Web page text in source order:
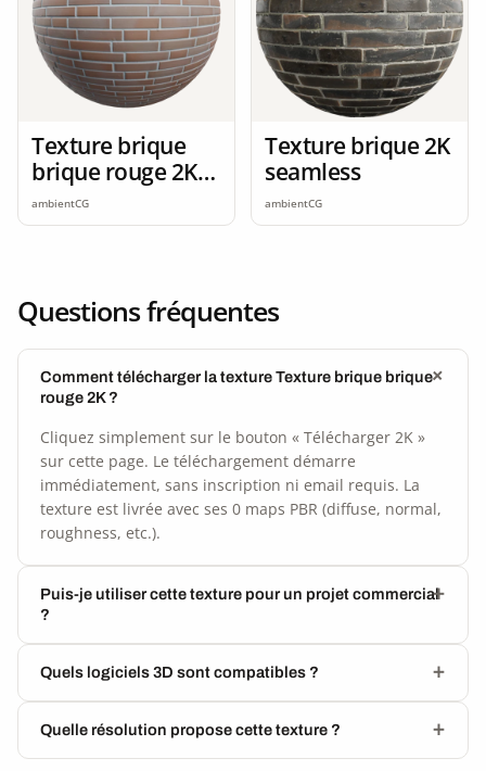
Texture brique
brique rouge 2K
seamless
ambientCG
Texture brique 2K
seamless
ambientCG
Questions fréquentes
Comment télécharger la texture Texture brique brique
rouge 2K ?
Cliquez simplement sur le bouton « Télécharger 2K »
sur cette page. Le téléchargement démarre
immédiatement, sans inscription ni email requis. La
texture est livrée avec ses 0 maps PBR (diffuse, normal,
roughness, etc.).
Puis-je utiliser cette texture pour un projet commercial
?
Quels logiciels 3D sont compatibles ?
Quelle résolution propose cette texture ?